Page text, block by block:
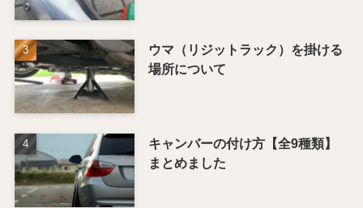
ウマ（リジットラック）を掛ける
場所について
キャンバーの付け方【全9種類】
まとめました